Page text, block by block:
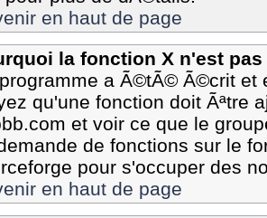
en haut de page
la fonction X n'est
a Ã©tÃ© Ã©crit et
qu'une fonction doit Ãªtre
et voir ce que le
de fonctions sur le
pour s'occuper des
en haut de page